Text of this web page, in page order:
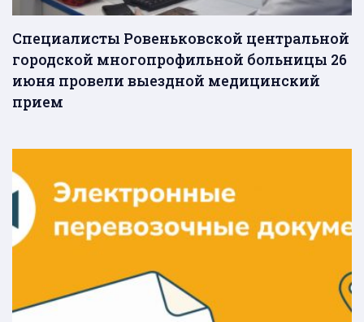
Специалисты Ровеньковской центральной
городской многопрофильной больницы 26
июня провели выездной медицинский
прием